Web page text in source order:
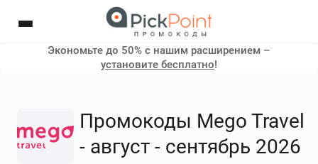
Экономьте до 50% с нашим расширением –
установите бесплатно!
Промокоды Mego Travel
- август - сентябрь 2026